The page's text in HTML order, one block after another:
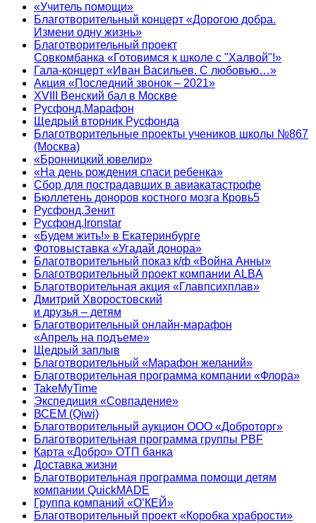
«Учитель помощи»
Благотворительный концерт «Дорогою добра.
Измени одну жизнь»
Благотворительный проект
Совкомбанка «Готовимся к школе с "Халвой"!»
Гала-концерт «Иван Васильев. С любовью…»
Акция «Последний звонок – 2021»
XVIII Венский бал в Москве
Русфонд.Марафон
Щедрый вторник Русфонда
Благотворительные проекты учеников школы №867
(Москва)
«Бронницкий ювелир»
«На день рождения спаси ребенка»
Сбор для пострадавших в авиакатастрофе
Бюллетень доноров костного мозга Кровь5
Русфонд.Зенит
Русфонд.Ironstar
«Будем жить!» в Екатеринбурге
Фотовыставка «Угадай донора»
Благотворительный показ к/ф «Война Анны»
Благотворительный проект компании ALBA
Благотворительная акция «Главпсихплав»
Дмитрий Хворостовский
и друзья – детям
Благотворительный онлайн‑марафон
«Апрель на подъеме»
Щедрый заплыв
Благотворительный «Марафон желаний»
Благотворительная программа компании «Флора»
TakeMyTime
Экспедиция «Совпадение»
ВСЕМ (Qiwi)
Благотворительный аукцион ООО «Доброторг»
Благотворительная программа группы PBF
Карта «Добро» ОТП банка
Доставка жизни
Благотворительная программа помощи детям
компании QuickMADE
Группа компаний «О’КЕЙ»
Благотворительный проект «Коробка храбрости»